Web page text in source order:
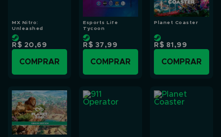
MX Nitro:
Unleashed
R$ 20,69
COMPRAR
Esports Life
Tycoon
R$ 37,99
COMPRAR
Planet Coaster
R$ 81,99
COMPRAR